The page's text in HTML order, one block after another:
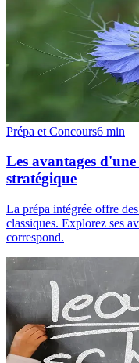
Prépa et Concours6 min
Les avantages
stratégique
La prépa intégrée offre
classiques. Explorez ses
correspond.